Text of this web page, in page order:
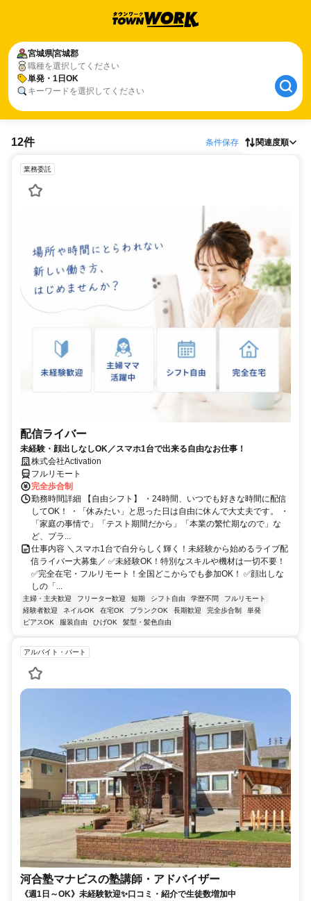
宮城県宮城郡
職種を選択してください
単発・1日OK
キーワードを選択してください
12件 条件保存 関連度順
業務委託
配信ライバー
未経験・顔出しなしOK／スマホ1台で出来る自由なお仕事！
株式会社Activation
フルリモート
完全歩合制
勤務時間詳細 【自由シフト】 ・24時間、いつでも好きな時間に配信
してOK！ ・「休みたい」と思った日は自由に休んで大丈夫です。 ・
「家庭の事情で」「テスト期間だから」「本業の繁忙期なので」な
ど、プラ...
仕事内容 ＼スマホ1台で自分らしく輝く！未経験から始めるライブ配
信ライバー大募集／ ✅未経験OK！特別なスキルや機材は一切不要！
✅完全在宅・フルリモート！全国どこからでも参加OK！ ✅顔出しな
しの「...
主婦・主夫歓迎 フリーター歓迎 短期 シフト自由 学歴不問
フルリモート
経験者歓迎
ネイルOK 在宅OK ブランクOK 長期歓迎 完全歩合制
単発
ピアスOK
服装自由 ひげOK 髪型・髪色自由
アルバイト・パート
河合塾マナビスの塾講師・アドバイザー
《週1日～OK》未経験歓迎✨口コミ・紹介で生徒数増加中